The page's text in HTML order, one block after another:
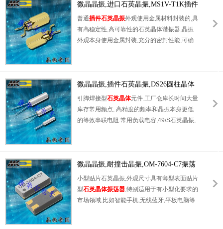
境性能适用于移动通信领域,满足无铅焊接的高
温回流温度曲线要求.
微晶晶振,进口石英晶振,MS1V-T1K插件
晶体
普通插件石英晶振外观使用金属材料封装的,具
有高稳定性,高可靠性的石英晶体谐振器,晶振
外观本身使用金属封装,充分的密封性能,可确
微晶晶振,插件石英晶振,DS26圆柱晶体
引脚焊接型石英晶体元件.工厂仓库长时间大量
库存常用频点,.高精度的频率和晶振本身更低
的等效串联电阻.常用负载电容,49/S石英晶振,
常规电器数码产品等的最佳选择.符合RoHS/无
铅.
微晶晶振,耐撞击晶振,OM-7604-C7振荡
器
小型贴片石英晶振,外观尺寸具有薄型表面贴片
型石英晶体振荡器,特别适用于有小型化要求的
市场领域,比如智能手机,无线蓝牙,平板电脑等